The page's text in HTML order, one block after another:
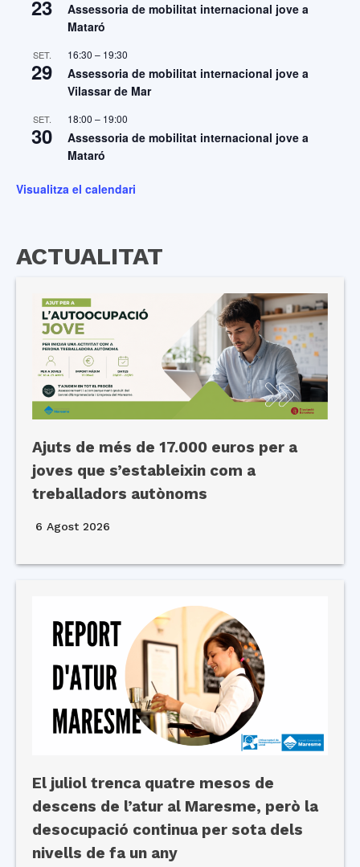
23
Assessoria de mobilitat internacional jove a
Mataró
SET.
29
16:30 – 19:30
Assessoria de mobilitat internacional jove a
Vilassar de Mar
SET.
30
18:00 – 19:00
Assessoria de mobilitat internacional jove a
Mataró
Visualitza el calendari
ACTUALITAT
Ajuts de més de 17.000 euros per a
joves que s’estableixin com a
treballadors autònoms
6 Agost 2026
El juliol trenca quatre mesos de
descens de l’atur al Maresme, però la
desocupació continua per sota dels
nivells de fa un any